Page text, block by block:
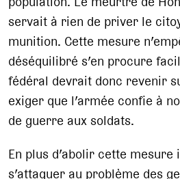
servait à rien de priver le
munition. Cette mesure
déséquilibré s’en procure
fédéral devrait donc revenir
exiger que l’armée confie à
de guerre aux soldats.
En plus d’abolir cette
s’attaquer au problème des